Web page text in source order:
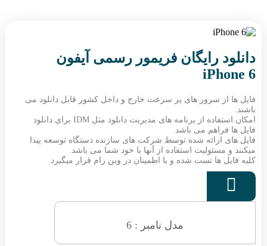
دانلود رایگان فریمور رسمی آیفون
iPhone 6
فایل ها از سرور های پر سرعت خارج و داخل کشور قابل دانلود می
باشند.
امکان استفاده از برنامه های مدیریت دانلود مثل IDM برای دانلود
فایل ها فراهم می باشد.
فایل های ارائه شده توسط شرکت های سازنده دستگاه توسعه پیدا
میکنند و مسئولیت استفاده از آنها با خود شما می باشد.
کلیه فایل ها تست شده و با اطمینان در وین رام قرار میگیرد.

مدل نامبر : 6